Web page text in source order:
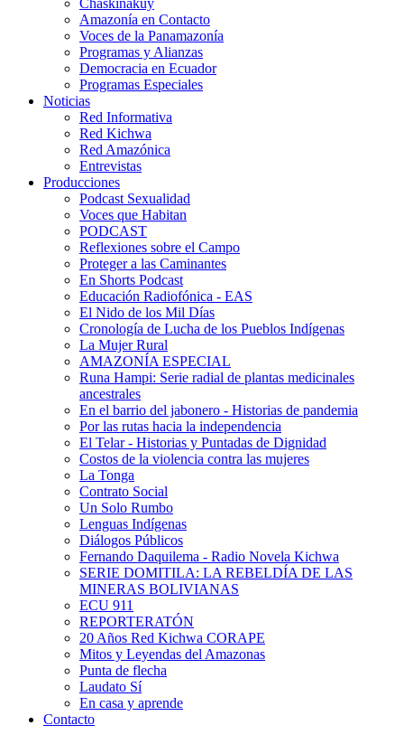
Chaskinakuy
Amazonía en Contacto
Voces de la Panamazonía
Programas y Alianzas
Democracia en Ecuador
Programas Especiales
Noticias
Red Informativa
Red Kichwa
Red Amazónica
Entrevistas
Producciones
Podcast Sexualidad
Voces que Habitan
PODCAST
Reflexiones sobre el Campo
Proteger a las Caminantes
En Shorts Podcast
Educación Radiofónica - EAS
El Nido de los Mil Días
Cronología de Lucha de los Pueblos Indígenas
La Mujer Rural
AMAZONÍA ESPECIAL
Runa Hampi: Serie radial de plantas medicinales
ancestrales
En el barrio del jabonero - Historias de pandemia
Por las rutas hacia la independencia
El Telar - Historias y Puntadas de Dignidad
Costos de la violencia contra las mujeres
La Tonga
Contrato Social
Un Solo Rumbo
Lenguas Indígenas
Diálogos Públicos
Fernando Daquilema - Radio Novela Kichwa
SERIE DOMITILA: LA REBELDÍA DE LAS
MINERAS BOLIVIANAS
ECU 911
REPORTERATÓN
20 Años Red Kichwa CORAPE
Mitos y Leyendas del Amazonas
Punta de flecha
Laudato Sí
En casa y aprende
Contacto